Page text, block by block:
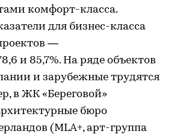
комфорт-класса.
для бизнес-класса
—
и 85,7%. На ряде объектов
и зарубежные трудятся
в ЖК «Береговой»
бюро
(MLA+, арт-группа